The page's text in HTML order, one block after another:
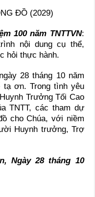
ĐỒ (2029)
100 năm TNTTVN:
nội dung cụ thể,
hỏi thực hành.
28 tháng 10 năm
tạ ơn. Trong tình yêu
Trưởng Tối Cao
TNTT, các tham dự
cho Chúa, với niềm
Huynh trưởng, Trợ
Ngày 28 tháng 10